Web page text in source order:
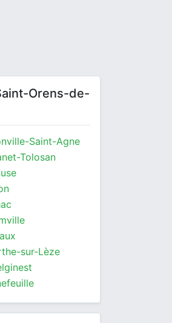
Orens-de-
Saint-Agne
Tolosan
sur-Lèze